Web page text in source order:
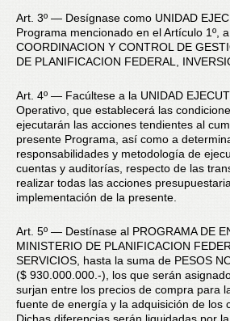
Art. 3º — Desígnase como UNIDAD
Programa mencionado en el Artículo 1º,
COORDINACION Y CONTROL DE
DE PLANIFICACION FEDERAL,
Art. 4º — Facúltese a la UNIDAD
Operativo, que establecerá las
ejecutarán las acciones tendientes al
presente Programa, así como a
responsabilidades y metodología de
cuentas y auditorías, respecto de las
realizar todas las acciones
implementación de la presente.
Art. 5º — Destínase al PROGRAMA DE
MINISTERIO DE PLANIFICACION
SERVICIOS, hasta la suma de PESOS
($ 930.000.000.-), los que serán
surjan entre los precios de compra para
fuente de energía y la adquisición de los